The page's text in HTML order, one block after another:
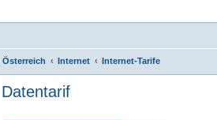
Österreich Internet Internet-Tarife